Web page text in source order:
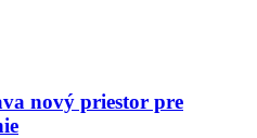
nový priestor pre